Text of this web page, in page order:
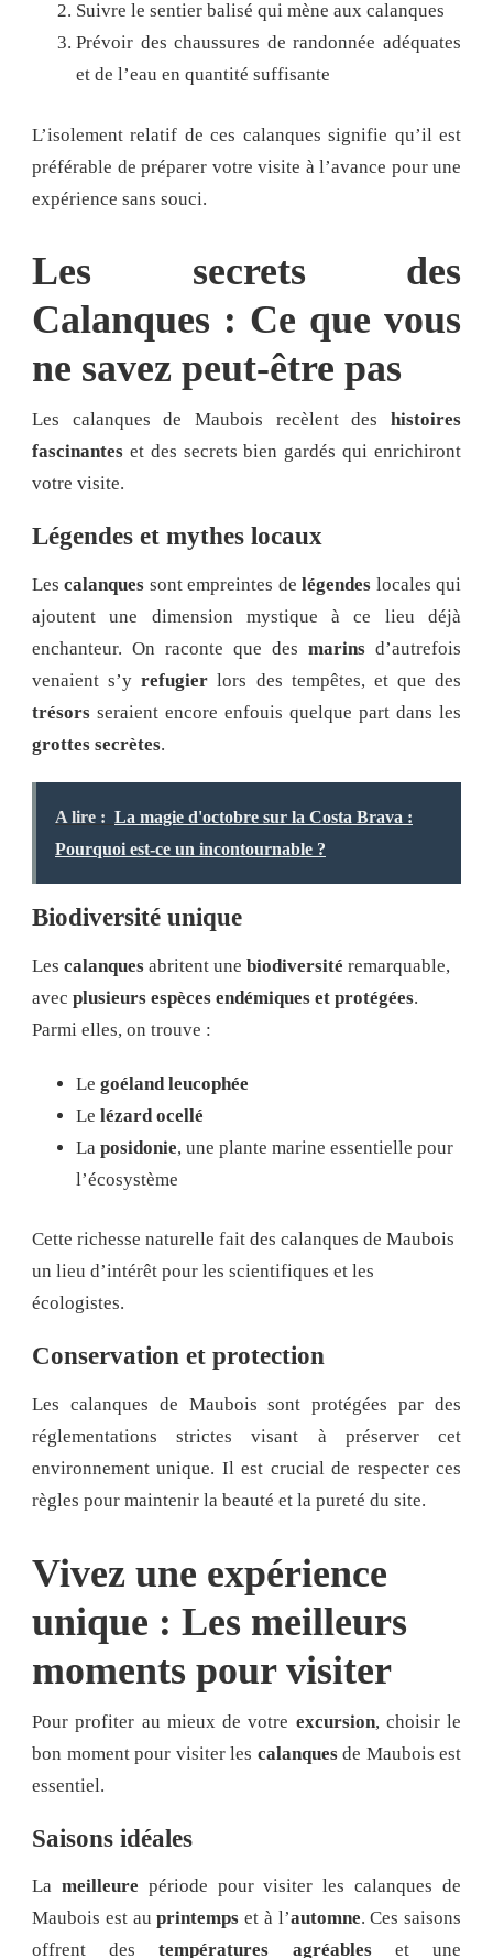
Suivre le sentier balisé qui mène aux calanques
Prévoir des chaussures de randonnée adéquates
et de l’eau en quantité suffisante
L’isolement relatif de ces calanques signifie qu’il est
préférable de préparer votre visite à l’avance pour une
expérience sans souci.
Les secrets des
Calanques : Ce que vous
ne savez peut-être pas
Les calanques de Maubois recèlent des histoires
fascinantes et des secrets bien gardés qui enrichiront
votre visite.
Légendes et mythes locaux
Lescalanques sont empreintes delégendes locales qui
ajoutent une dimension mystique à ce lieu déjà
enchanteur. On raconte que des marins d’autrefois
venaient s’yrefugier lors des tempêtes, et que des
trésors seraient encore enfouis quelque part dans les
grottes secrètes.
A lire : La magie d'octobre sur la Costa Brava :
Pourquoi est-ce un incontournable ?
Biodiversité unique
Les calanques abritent une biodiversité remarquable,
avec plusieurs espèces endémiques et protégées.
Parmi elles, on trouve :
Le goéland leucophée
Le lézard ocellé
La posidonie, une plante marine essentielle pour
l’écosystème
Cette richesse naturelle fait des calanques de Maubois
un lieu d’intérêt pour les scientifiques et les
écologistes.
Conservation et protection
Les calanques de Maubois sont protégées par des
réglementations strictes visant à préserver cet
environnement unique. Il est crucial de respecter ces
règles pour maintenir la beauté et la pureté du site.
Vivez une expérience
unique : Les meilleurs
moments pour visiter
Pour profiter au mieux de votre excursion, choisir le
bon moment pour visiter les calanquesde Maubois est
essentiel.
Saisons idéales
La meilleure période pour visiter les calanques de
Maubois est auprintemps et à l’automne. Ces saisons
offrent destempératures agréableset une